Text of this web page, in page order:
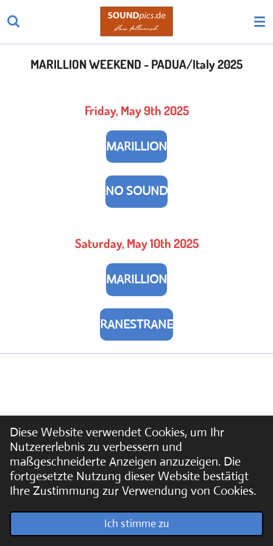
Diese Website verwendet Cookies, um Ihr
Nutzererlebnis zu verbessern und
maßgeschneiderte Anzeigen anzuzeigen. Die
fortgesetzte Nutzung dieser Website bestätigt
Ihre Zustimmung zur Verwendung von Cookies.
Ich stimme zu
Zum
MARILLION WEEKEND - PADUA/Italy 2025
Friday, May 9th 2025
MARILLION
NO SOUND
Saturday, May 10th 2025
MARILLION
RANESTRANE
© 2022 - 2026 Soundpics.de